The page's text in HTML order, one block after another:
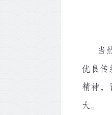
当然
优良传
精神，
大。